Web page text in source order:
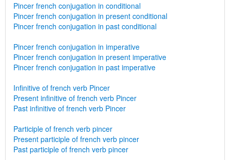
Pincer french conjugation in conditional
Pincer french conjugation in present conditional
Pincer french conjugation in past conditional
Pincer french conjugation in imperative
Pincer french conjugation in present imperative
Pincer french conjugation in past imperative
Infinitive of french verb Pincer
Present infinitive of french verb Pincer
Past infinitive of french verb Pincer
Participle of french verb pincer
Present participle of french verb pincer
Past participle of french verb pincer